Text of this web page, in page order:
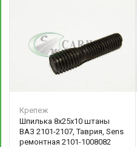
Крепеж
Шпилька 8х25х10 штаны
ВАЗ 2101-2107, Таврия, Sens
ремонтная 2101-1008082